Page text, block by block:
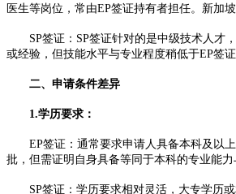
医生等岗位，常由EP签证持有者担任。新加
SP签证：SP签证针对的是中级技术人才，
或经验，但技能水平与专业程度稍低于EP签证
二、申请条件差异​
1.学历要求：​
EP签证：通常要求申请人具备本科及以上
批，但需证明自身具备等同于本科的专业能力
SP签证：学历要求相对灵活，大专学历或